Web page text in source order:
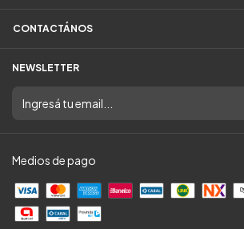
CONTACTÁNOS
NEWSLETTER
Medios de pago